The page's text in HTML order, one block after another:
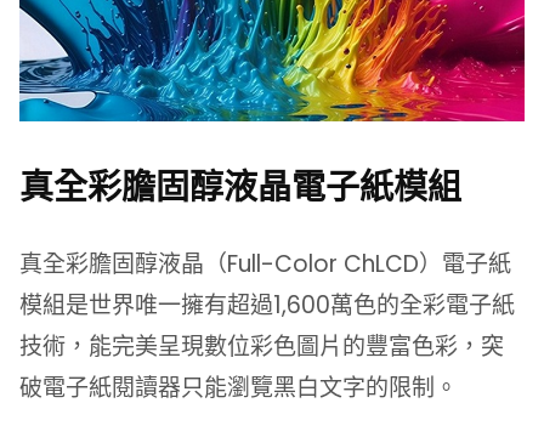
真全彩膽固醇液晶電子紙模組
真全彩膽固醇液晶（Full-Color ChLCD）電子紙
模組是世界唯一擁有超過1,600萬色的全彩電子紙
技術，能完美呈現數位彩色圖片的豐富色彩，突
破電子紙閱讀器只能瀏覽黑白文字的限制。